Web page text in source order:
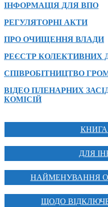
ІНФОРМАЦІЯ ДЛЯ ВПО
РЕГУЛЯТОРНІ АКТИ
ПРО ОЧИЩЕННЯ ВЛАДИ
РЕЄСТР КОЛЕКТИВНИХ
СПІВРОБІТНИЦТВО
ВІДЕО ПЛЕНАРНИХ
КОМІСІЙ
КНИГА
ДЛЯ
НАЙМЕНУВАННЯ
ЩОДО